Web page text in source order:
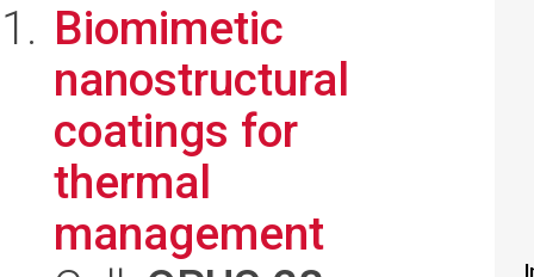
Biomimetic
nanostructural
coatings for
thermal
management